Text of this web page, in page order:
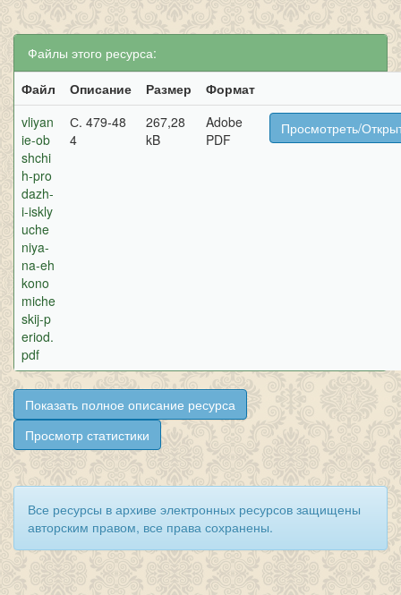
Файлы этого ресурса:
Файл
Описание Размер
Формат
vliyan
ie-ob
shchi
h-pro
dazh-
i-iskly
uche
niya-
na-eh
kono
miche
skij-p
eriod.
pdf
С. 479-48
4
267,28
kB
Adobe
PDF
Просмотреть/
Показать полное описание ресурса
Просмотр статистики
Все ресурсы в архиве электронных ресурсов защищены
авторским правом, все права сохранены.